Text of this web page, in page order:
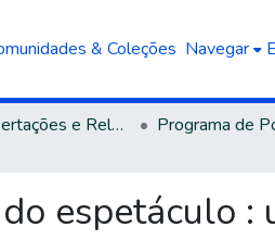
& Coleções Navegar
Teses, Dissertações e Relatórios defendidos na UCS
espetáculo